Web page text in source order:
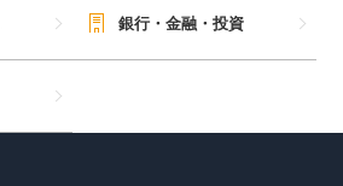
銀行・金融・投資